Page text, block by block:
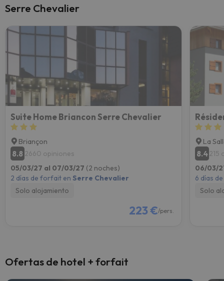
Serre Chevalier
Suite Home Briancon Serre Chevalier
Briançon
8.8 2660 opiniones
05/03/27 al 07/03/27 (2 noches)
2 días de forfait en Serre Chevalier
Solo alojamiento
223 €/pers.
La
8.4215
06/03/
6 días
Solo
Ofertas de hotel + forfait